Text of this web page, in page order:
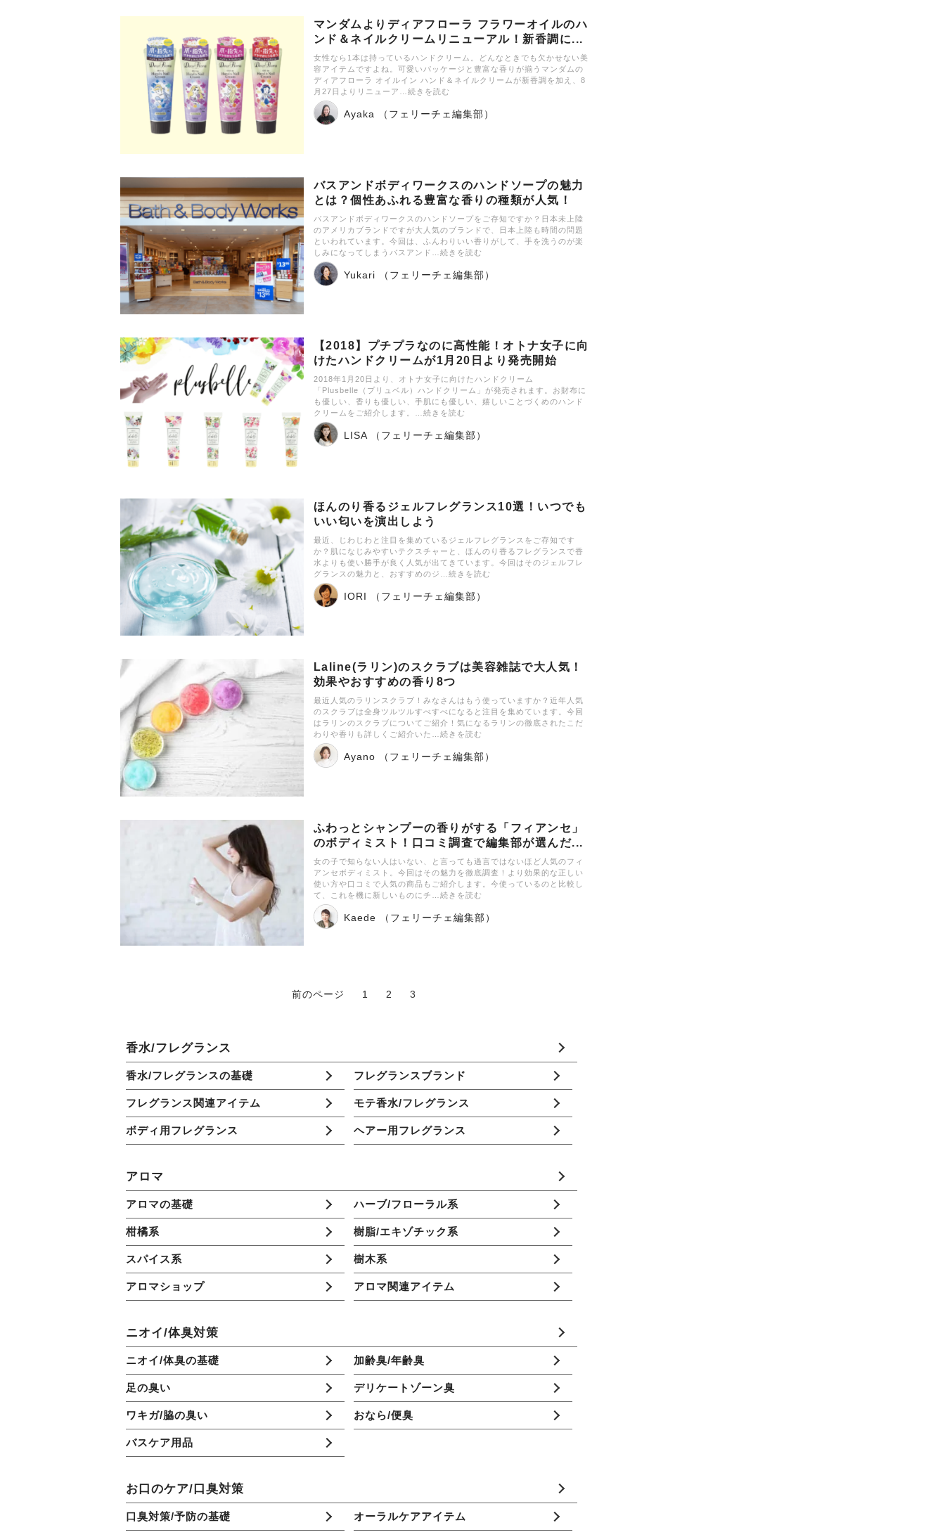
マンダムよりディアフローラ フラワーオイルのハ
ンド＆ネイルクリームリニューアル！新香調に...
女性なら1本は持っているハンドクリーム。どんなときでも欠かせない美
容アイテムですよね。可愛いパッケージと豊富な香りが揃うマンダムの
ディアフローラ オイルイン ハンド＆ネイルクリームが新香調を加え、8
月27日よりリニューア…続きを読む
Ayaka （フェリーチェ編集部）
バスアンドボディワークスのハンドソープの魅力
とは？個性あふれる豊富な香りの種類が人気！
バスアンドボディワークスのハンドソープをご存知ですか？日本未上陸
のアメリカブランドですが大人気のブランドで、日本上陸も時間の問題
といわれています。今回は、ふんわりいい香りがして、手を洗うのが楽
しみになってしまうバスアンド…続きを読む
Yukari （フェリーチェ編集部）
【2018】プチプラなのに高性能！オトナ女子に向
けたハンドクリームが1月20日より発売開始
2018年1月20日より、オトナ女子に向けたハンドクリーム
「Plusbelle（プリュベル）ハンドクリーム」が発売されます。お財布に
も優しい、香りも優しい、手肌にも優しい、嬉しいことづくめのハンド
クリームをご紹介します。…続きを読む
LISA （フェリーチェ編集部）
ほんのり香るジェルフレグランス10選！いつでも
いい匂いを演出しよう
最近、じわじわと注目を集めているジェルフレグランスをご存知です
か？肌になじみやすいテクスチャーと、ほんのり香るフレグランスで香
水よりも使い勝手が良く人気が出てきています。今回はそのジェルフレ
グランスの魅力と、おすすめのジ…続きを読む
IORI （フェリーチェ編集部）
Laline(ラリン)のスクラブは美容雑誌で大人気！
効果やおすすめの香り8つ
最近人気のラリンスクラブ！みなさんはもう使っていますか？近年人気
のスクラブは全身ツルツルすべすべになると注目を集めています。今回
はラリンのスクラブについてご紹介！気になるラリンの徹底されたこだ
わりや香りも詳しくご紹介いた…続きを読む
Ayano （フェリーチェ編集部）
ふわっとシャンプーの香りがする「フィアンセ」
のボディミスト！口コミ調査で編集部が選んだ...
女の子で知らない人はいない、と言っても過言ではないほど人気のフィ
アンセボディミスト。今回はその魅力を徹底調査！より効果的な正しい
使い方や口コミで人気の商品もご紹介します。今使っているのと比較し
て、これを機に新しいものにチ…続きを読む
Kaede （フェリーチェ編集部）
前のページ 1 2 3
香水/フレグランス
香水/フレグランスの基礎 フレグランスブランド
フレグランス関連アイテム モテ香水/フレグランス
ボディ用フレグランス ヘアー用フレグランス
アロマ
アロマの基礎 ハーブ/フローラル系
柑橘系 樹脂/エキゾチック系
スパイス系 樹木系
アロマショップ アロマ関連アイテム
ニオイ/体臭対策
ニオイ/体臭の基礎 加齢臭/年齢臭
足の臭い デリケートゾーン臭
ワキガ/脇の臭い おなら/便臭
バスケア用品
お口のケア/口臭対策
口臭対策/予防の基礎 オーラルケアアイテム